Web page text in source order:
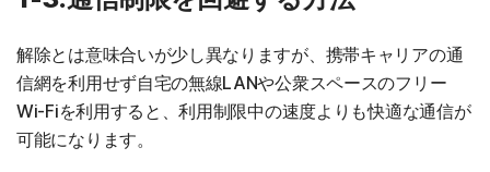
解除とは意味合いが少し異なりますが、携帯キャリアの通
信網を利用せず自宅の無線LANや公衆スペースのフリー
Wi-Fiを利用すると、利用制限中の速度よりも快適な通信が
可能になります。